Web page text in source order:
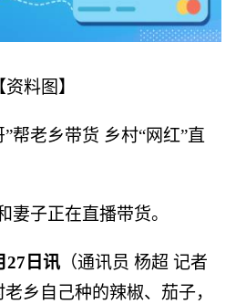
资料图】
帮老乡带货 乡村“网红”直
妻子正在直播带货。
27日讯 （通讯员 杨超 记者
乡自己种的辣椒、茄子，